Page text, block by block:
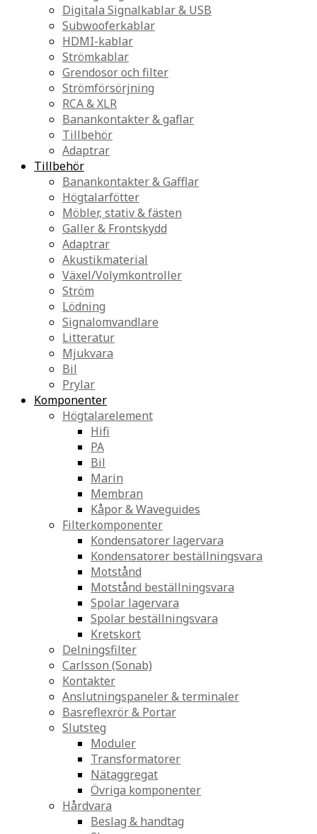
Digitala Signalkablar & USB
Subwooferkablar
HDMI-kablar
Strömkablar
Grendosor och filter
Strömförsörjning
RCA & XLR
Banankontakter & gaflar
Tillbehör
Adaptrar
Tillbehör
Banankontakter & Gafflar
Högtalarfötter
Möbler, stativ & fästen
Galler & Frontskydd
Adaptrar
Akustikmaterial
Växel/Volymkontroller
Ström
Lödning
Signalomvandlare
Litteratur
Mjukvara
Bil
Prylar
Komponenter
Högtalarelement
Hifi
PA
Bil
Marin
Membran
Kåpor & Waveguides
Filterkomponenter
Kondensatorer lagervara
Kondensatorer beställningsvara
Motstånd
Motstånd beställningsvara
Spolar lagervara
Spolar beställningsvara
Kretskort
Delningsfilter
Carlsson (Sonab)
Kontakter
Anslutningspaneler & terminaler
Basreflexrör & Portar
Slutsteg
Moduler
Transformatorer
Nätaggregat
Övriga komponenter
Hårdvara
Beslag & handtag